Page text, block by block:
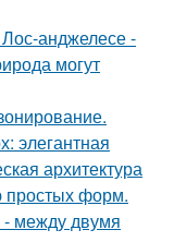
анджелесе -
могут
элегантная
архитектура
простых форм.
- между двумя